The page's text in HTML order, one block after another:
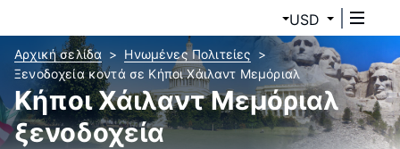
USD
Αρχική σελίδα
Ηνωμένες Πολιτείες
Ξενοδοχεία κοντά σε Κήποι Χάιλαντ Μεμόριαλ
Κήποι Χάιλαντ Μεμόριαλ
ξενοδοχεία